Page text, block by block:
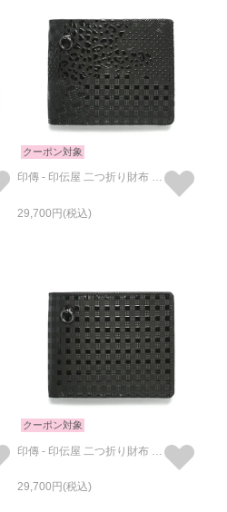
クーポン対象
印傳 - 印伝屋 二つ折り財布 山梨 カモフラ柄 / ミディアムウォレット
29,700
クーポン対象
29,700